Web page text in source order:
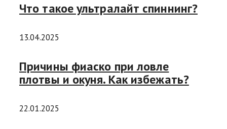
Что такое ультралайт спиннинг?
13.04.2025
Причины фиаско при ловле
плотвы и окуня. Как избежать?
22.01.2025